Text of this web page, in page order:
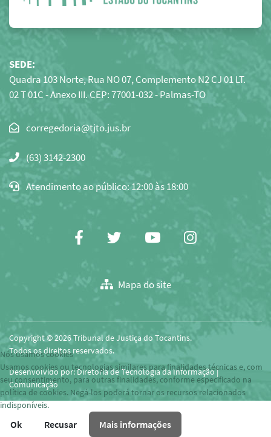
SEDE:
Quadra 103 Norte, Rua NO 07, Complemento N2 CJ 01 LT.
02 T 01C - Anexo III. CEP: 77001-032 - Palmas-TO
Clique
copiar
o
e-
mail
para
(63) 3142-2300
Atendimento ao público: 12:00 às 18:00
FacebookTwitterYoutubeInstagram
Mapa do site
Copyright © 2026 Tribunal de Justiça do Tocantins.
Todos os direitos reservados.
Desenvolvido por: Diretoria de Tecnologia da Informação |
Comunicação
Nós usamos cookies
Usamos cookies ou tecnologias similares para finalidades técnicas e, com
seu consentimento, para outras finalidades, conforme especificado na
política de cookies. Negá-los poderá tornar os recursos relacionados
indisponíveis.
Ok Recusar Mais informações